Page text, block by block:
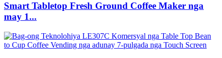
Smart Tabletop Fresh Ground Coffee Maker nga
may 1...